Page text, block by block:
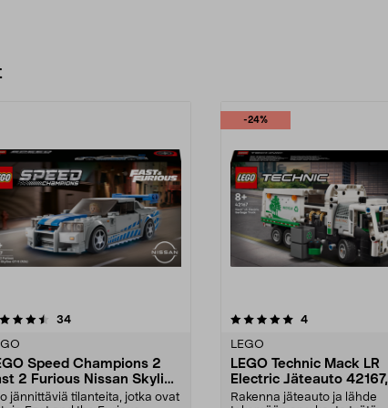
34arvostelut
Speed Champions 2
2 Furious Nissan Skyline
R (R34) 76917, yli 9-
jännittäviä tilanteita, jotka ovat
-24%
5.0 viidestä
4arvostelut
LEGO
LEGO Technic Mack LR
Electric Jäteauto 42167,
vuotiaille
Rakenna jäteauto ja lähde
5.0 viidestä